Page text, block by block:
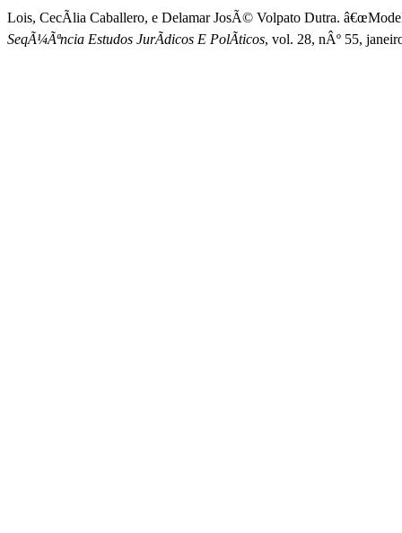
Lois, CecÃ­lia Caballero, e Delamar JosÃ© Volpato Dutra.
SeqÃ¼Ãªncia Estudos JurÃ­dicos E PolÃ­ticos, vol. 28, nÂº 55,